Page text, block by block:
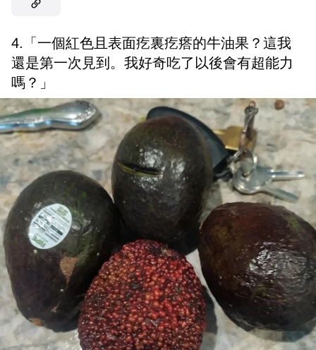
4.「一個紅色且表面疙裏疙瘩的牛油果？這我
還是第一次見到。我好奇吃了以後會有超能力
嗎？」